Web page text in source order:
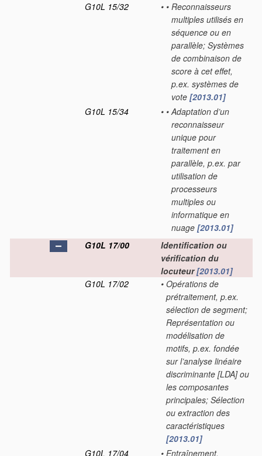
G10L 15/32
• • Reconnaisseurs
multiples utilisés en
séquence ou en
parallèle; Systèmes
de combinaison de
score à cet effet,
p.ex. systèmes de
vote [2013.01]
G10L 15/34
• • Adaptation d’un
reconnaisseur
unique pour
traitement en
parallèle, p.ex. par
utilisation de
processeurs
multiples ou
informatique en
nuage [2013.01]
G10L 17/00
Identification ou
vérification du
locuteur[2013.01]
G10L 17/02
• Opérations de
prétraitement, p.ex.
sélection de segment;
Représentation ou
modélisation de
motifs, p.ex. fondée
sur l’analyse linéaire
discriminante [LDA] ou
les composantes
principales; Sélection
ou extraction des
caractéristiques
[2013.01]
G10L 17/04
• Entraînement,